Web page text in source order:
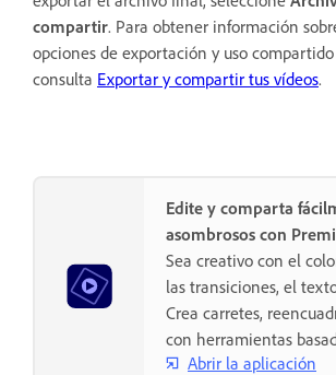
compartir. Para obtener información
opciones de exportación y uso
consulta Exportar y compartir tus vídeos.
Edite y comparta
asombrosos con
Sea creativo con el
las transiciones, el
Crea carretes,
con herramientas
Abrir la aplicación